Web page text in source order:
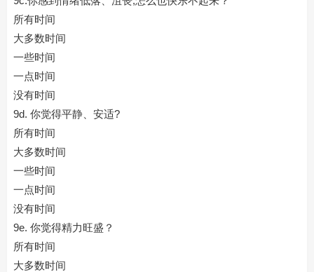
所有时间
大多数时间
一些时间
一点时间
没有时间
9d. 你觉得平静、安适?
所有时间
大多数时间
一些时间
一点时间
没有时间
9e. 你觉得精力旺盛？
所有时间
大多数时间